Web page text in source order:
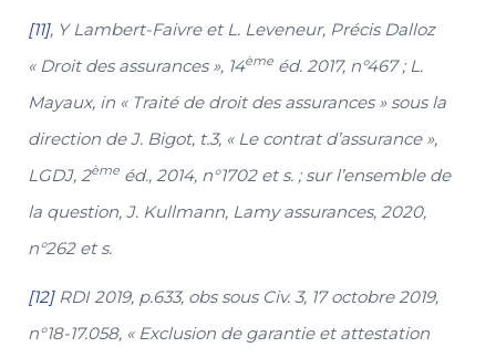
[11], Y Lambert-Faivre et L. Leveneur, Précis Dalloz
« Droit des assurances », 14ème éd. 2017, n°467 ; L.
Mayaux, in « Traité de droit des assurances » sous la
direction de J. Bigot, t.3, « Le contrat d’assurance »,
LGDJ, 2ème éd., 2014, n°1702 et s. ; sur l’ensemble de
la question, J. Kullmann, Lamy assurances, 2020,
n°262 et s.
[12]RDI 2019, p.633, obs sous Civ. 3, 17 octobre 2019,
n°18-17.058, « Exclusion de garantie et attestation